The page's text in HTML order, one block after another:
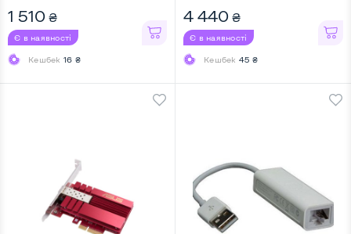
1 510 ₴
Є в наявності
Кешбек 16 ₴
4 440 ₴
Є в наявності
Кешбек 45 ₴